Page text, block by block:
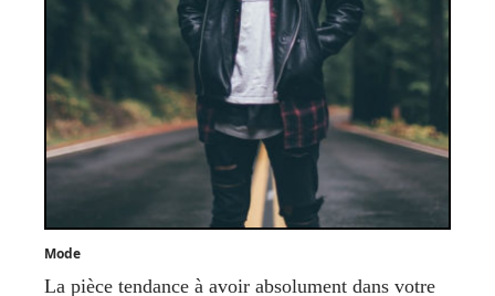
Mode
La pièce tendance à avoir absolument dans votre